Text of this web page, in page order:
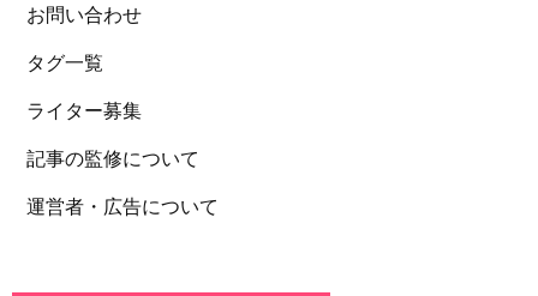
お問い合わせ
タグ一覧
ライター募集
記事の監修について
運営者・広告について